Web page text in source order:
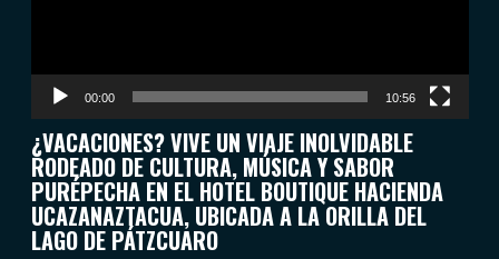
00:00 10:56
¿VACACIONES? VIVE UN VIAJE INOLVIDABLE
RODEADO DE CULTURA, MÚSICA Y SABOR
PURÉPECHA EN EL HOTEL BOUTIQUE HACIENDA
UCAZANAZTACUA, UBICADA A LA ORILLA DEL
LAGO DE PÁTZCUARO